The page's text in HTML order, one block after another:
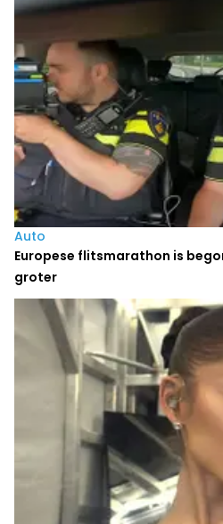
Auto
Europese flitsmarathon is
groter